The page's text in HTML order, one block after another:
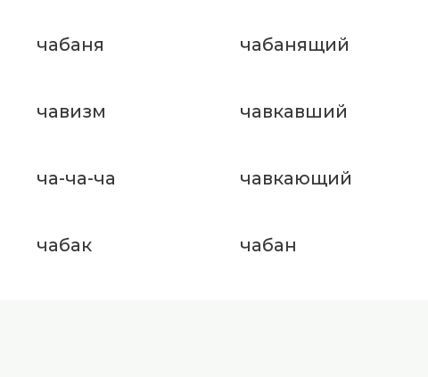
чабаня чабанящий
чавизм чавкавший
ча-ча-ча чавкающий
чабак чабан